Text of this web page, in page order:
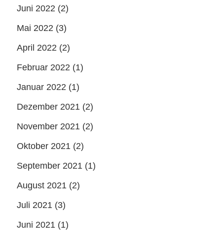
Juni 2022 (2)
Mai 2022 (3)
April 2022 (2)
Februar 2022 (1)
Januar 2022 (1)
Dezember 2021 (2)
November 2021 (2)
Oktober 2021 (2)
September 2021 (1)
August 2021 (2)
Juli 2021 (3)
Juni 2021 (1)